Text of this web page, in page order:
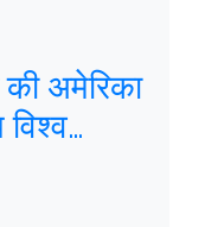
अमेरिका
में
खराब रूप